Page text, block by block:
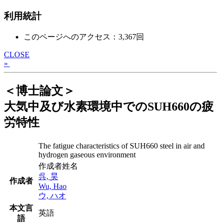
利用統計
このページへのアクセス：3,367回
CLOSE
»
＜博士論文＞
大気中及び水素環境中でのSUH660の疲
労特性
The fatigue characteristics of SUH660 steel in air and
hydrogen gaseous environment
作成者
作成者姓名
呉, 昊
Wu, Hao
ウ, ハオ
本文言
語
英語